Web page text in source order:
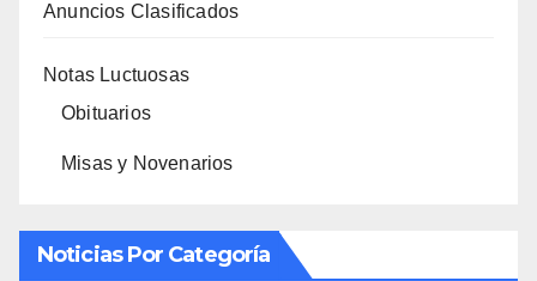
Anuncios Clasificados
Notas Luctuosas
Obituarios
Misas y Novenarios
Noticias Por Categoría